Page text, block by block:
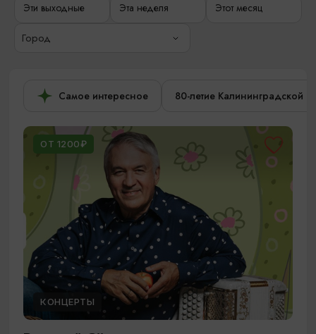
Эти выходные Эта неделя Этот месяц
Город
Самое интересное 80-летие Калининградской
ОТ 1200₽
КОНЦЕРТЫ